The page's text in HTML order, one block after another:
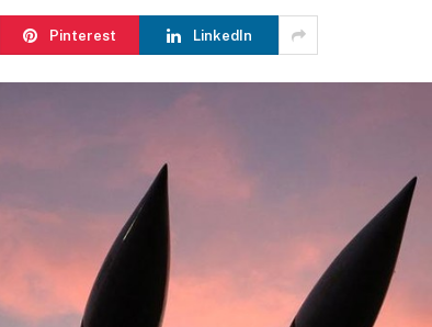
Pinterest LinkedIn